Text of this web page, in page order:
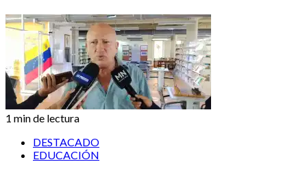
1 min de lectura
DESTACADO
EDUCACIÓN